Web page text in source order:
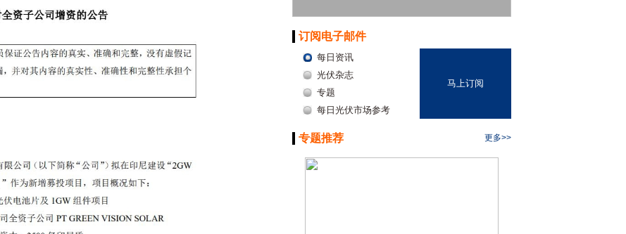
订阅电子邮件
每日资讯
光伏杂志
专题
每日光伏市场参考
马上订阅
专题推荐 更多>>